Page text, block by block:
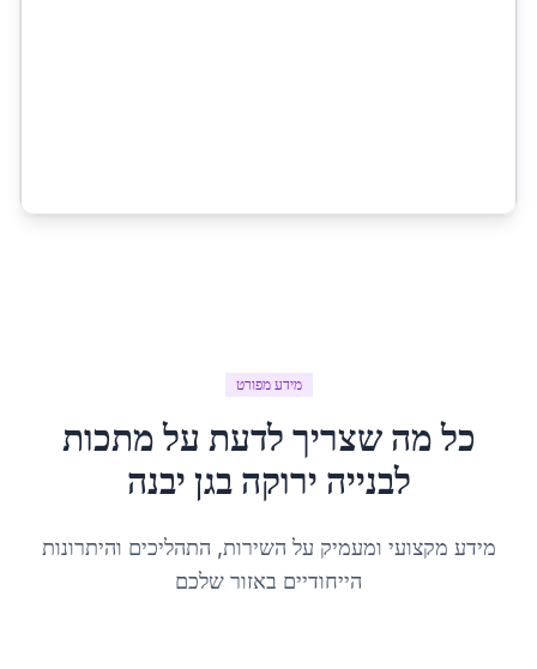
מידע מפורט
כל מה שצריך לדעת עלמתכות
לבנייה ירוקה בגן יבנה
מידע מקצועי ומעמיק על השירות, התהליכים והיתרונות
הייחודיים באזור שלכם